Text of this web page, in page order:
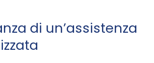
di un’assistenza